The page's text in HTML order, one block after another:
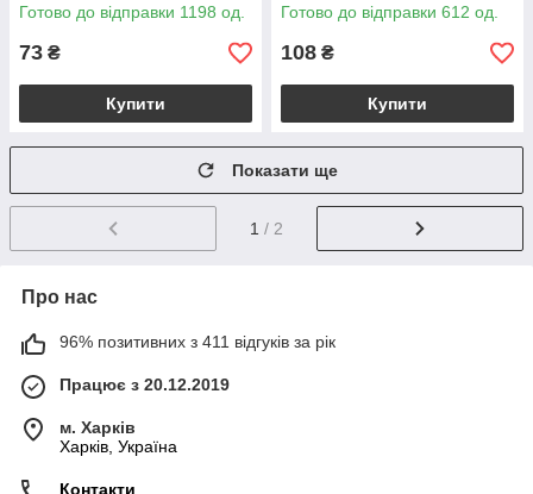
Готово до відправки 1198 од.
73 ₴
Купити
Готово до відправки 612 од.
108 ₴
Купити
Показати ще
1 / 2
Про нас
96% позитивних з 411 відгуків за рік
Працює з 20.12.2019
м. Харків
Харків, Україна
Контакти